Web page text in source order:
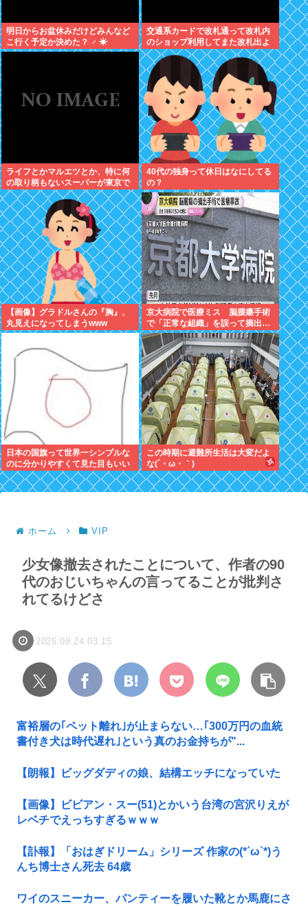
明日からお盆休みだけどみんなど
こ行く予定か決めた？ ‍♂ ☀
交通系カードで改札通って改札内
のショップ利用してまた改札出よ
うとしたら出られなくてワロタ
ライフとかマルエツとか、特に何
の取り柄もないスーパーが東京で
デカい顔してるの不思議だよな、
普通OK行くだろ
40代の独身って休日はなにしてる
の？
【画像】グラドルさんの『胸』、
丸見えになってしまうwww
京大病院で医療ミス 脳腫瘍手術
で「正常な組織」を誤って摘出…
日本の国旗って世界一シンプルな
のに分かりやすくて見た目もいい
よな
この時期に避難所生活は大変だよ
な(´・ω・｀)
ホーム VIP
少女像撤去されたことについて、作者の90
代のおじいちゃんの言ってることが批判さ
れてるけどさ
2025.08.24 03:15
富裕層の｢ペット離れ｣が止まらない…｢300万円の血統
書付き犬は時代遅れ｣という真のお金持ちが"...
【朗報】ビッグダディの娘、結構エッチになっていた
【画像】ビビアン・スー(51)とかいう台湾の宮沢りえが
レベチでえっちすぎるｗｗｗ
【訃報】「おはぎドリーム」シリーズ 作家の(*´ω`*)う
んち博士さん死去 64歳
ワイのスニーカー、パンティーを履いた靴とか馬鹿にさ